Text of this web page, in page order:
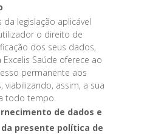
legislação aplicável
o direito de
dos seus dados,
Excelis Saúde oferece ao
permanente aos
viabilizando, assim, a sua
todo tempo.
de dados e
presente política de